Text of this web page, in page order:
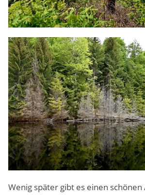
Wenig später gibt es einen schönen